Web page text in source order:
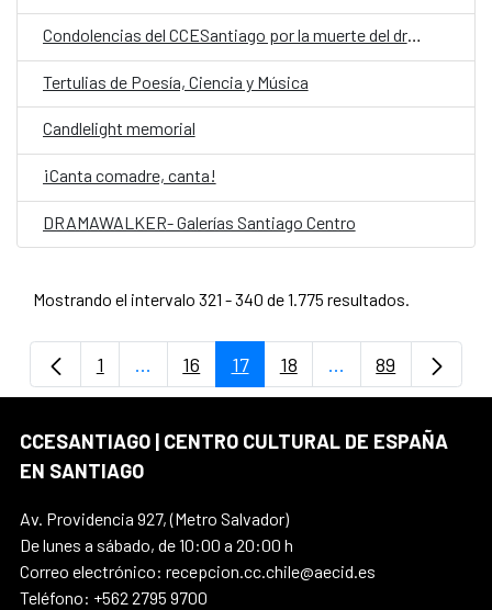
Condolencias del CCESantiago por la muerte del dramaturgo Claudio Di Girolamo
Tertulias de Poesía, Ciencia y Música
Candlelight memorial
¡Canta comadre, canta!
DRAMAWALKER- Galerías Santiago Centro
Mostrando el intervalo 321 - 340 de 1.775 resultados.
Página
1 ...Páginas intermedias Use TAB para
Página
16 Página
17 Página
18 ...PáginasPágina
89
CCESANTIAGO | CENTRO CULTURAL DE ESPAÑA
EN SANTIAGO
Av. Providencia 927, (Metro Salvador)
De lunes a sábado, de 10:00 a 20:00 h
Correo electrónico: recepcion.cc.chile@aecid.es
Teléfono: +562 2795 9700